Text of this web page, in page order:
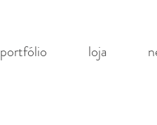
portfólio loja